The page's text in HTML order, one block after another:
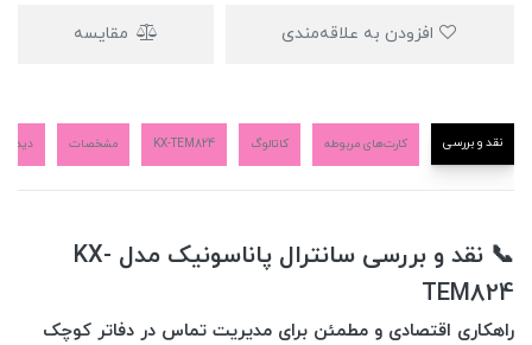
مقایسه
نقد و بررسی کارت‌های مربوطه کاتالوگ KX-TEM824 مشخصات
📞 نقد و بررسی سانترال پاناسونیک مدل KX-
TEM824
راهکاری اقتصادی و مطمئن برای مدیریت تماس در دفاتر کوچک